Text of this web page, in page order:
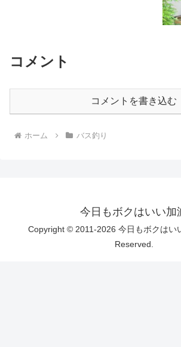
コメント
コメントを書き込む
ホーム バス釣り
今日もボクはいい加
Copyright © 2011-2026 今日もボクはい
Reserved.